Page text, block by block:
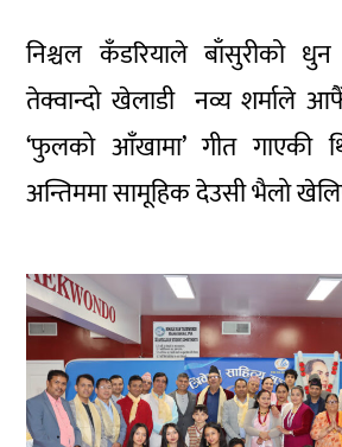
निश्चल कँडरियाले बाँसुरीको
तेक्वान्दो खेलाडी नव्य शर्माले
‘फुलको आँखामा’ गीत गाएकी
अन्तिममा सामूहिक देउसी भैलो